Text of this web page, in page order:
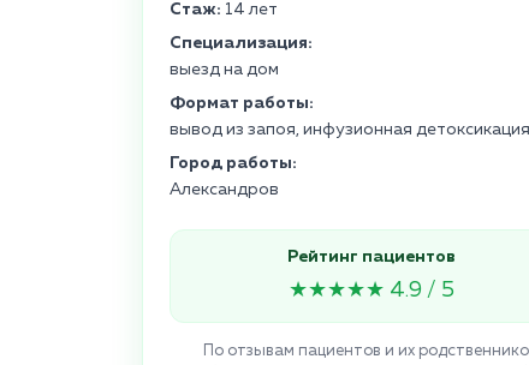
Стаж: 14 лет
Специализация:
выезд на дом
Формат работы:
вывод из запоя, инфузионная детоксикация
Город работы:
Александров
Рейтинг пациентов
★★★★★ 4.9 / 5
По отзывам пациентов и их